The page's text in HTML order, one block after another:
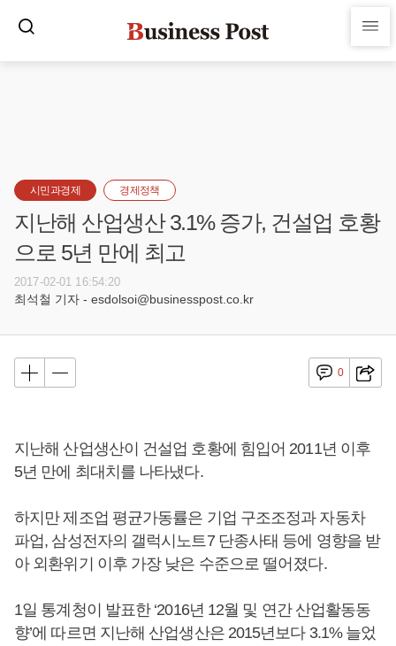
시민과경제 경제정책
지난해 산업생산 3.1% 증가, 건설업 호황
으로 5년 만에 최고
2017-02-01 16:54:20
최석철 기자 - esdolsoi@businesspost.co.kr
0
지난해 산업생산이 건설업 호황에 힘입어 2011년 이후
5년 만에 최대치를 나타냈다.
하지만 제조업 평균가동률은 기업 구조조정과 자동차
파업, 삼성전자의 갤럭시노트7 단종사태 등에 영향을 받
아 외환위기 이후 가장 낮은 수준으로 떨어졌다.
1일 통계청이 발표한 ‘2016년 12월 및 연간 산업활동동
향’에 따르면 지난해 산업생산은 2015년보다 3.1% 늘었